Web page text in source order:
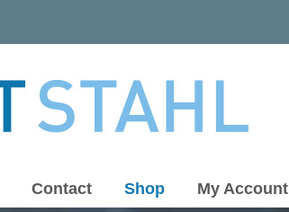
Contact Shop My Account